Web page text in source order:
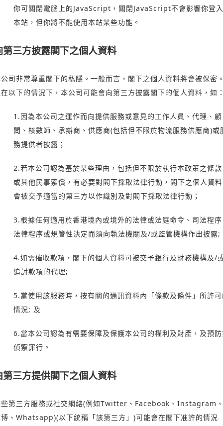
你可關閉電腦上的JavaScript，關閉JavaScript不會影響你登入
本站，但你將不能使用本站某些功能。
第三方披露閣下之個人資料
司非常尊重閣下的私隱。一般而言，閣下之個人資料將會被保密
以下的情況下，本公司可能會向第三方披露閣下的個人資料，如
1.因為本公司之運作而向提供服務或意見的工作人員、代理、顧
問、核數師、承辦商、供應商(包括但不限於物流服務供應商)或
務提供者披露；
2.若本公司認為基於某些理由，包括但不限於執行本政策之條
或其他民事索償，有必要對閣下採取法律行動，閣下之個人資料
會被交予適當的第三方以作識別及對閣下採取法律行動；
3.根據任何適用於香港境內或境外的法律或法庭命令、司法程
法律程序或規管性決定而須向執法機關及/或監管機構作出披露;
4.如需催收款項，閣下的個人資料可被交予銀行及財務機構及/
追討款項的代理;
5.當使用該服務時，按有關的通訊資料內「條款及條件」所許
情況; 及
6.當本公司認為有需要保障及保護本公司的權利及財產，及預
偵察罪行。
第三方提供閣下之個人資料
第三方服務或社交網絡(例如Twitter、Facebook、Instagram
、Whatsapp)(以下統稱「該第三方」)可能會在閣下准許的情況